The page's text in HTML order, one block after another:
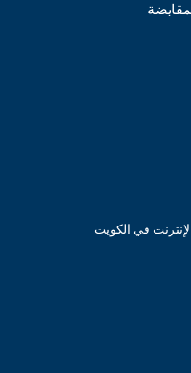
في الكويت